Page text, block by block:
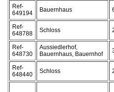
Ref-
649194
Bauernhaus
Ref-
648788
Schloss
Ref-
648730
Aussiedlerhof,
Bauernhaus, Bauernhof
Ref-
648440
Schloss